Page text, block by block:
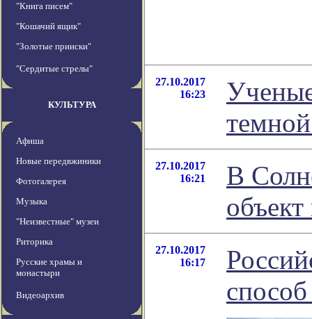
"Книга писем"
"Кошачий ящик"
"Золотые прииски"
"Сердитые стрелы"
КУЛЬТУРА
Афиша
Новые передвжиники
Фотогалерея
Музыка
"Неизвестные" музеи
Риторика
Русские храмы и
монастыри
Видеоархив
27.10.2017
16:23
27.10.2017
16:21
В
27.10.2017
16:17